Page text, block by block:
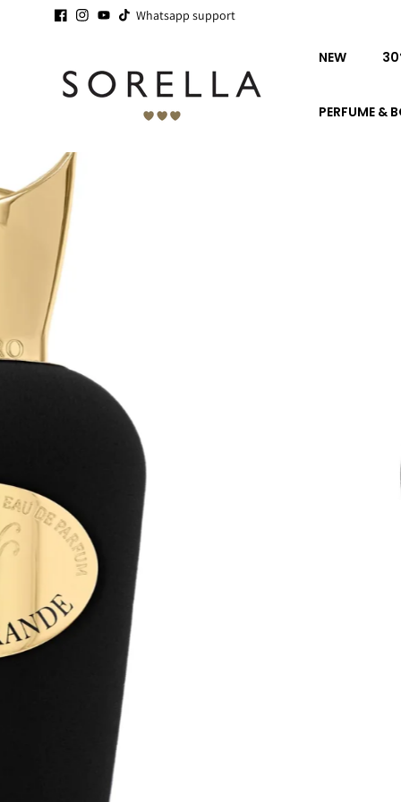
Ga naar
de Whatsapp support
16 YEARS SORELLA - STAPELSALEIS STARTING -
NEW
PERFUME &